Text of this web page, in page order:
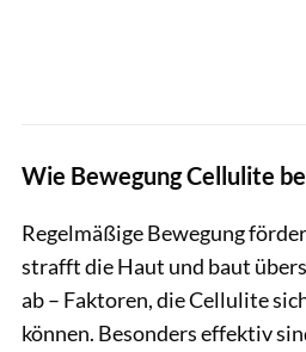
Wie Bewegung Cellulite
Regelmäßige Bewegung
strafft die Haut und baut
ab – Faktoren, die Cellulite
können. Besonders effektiv